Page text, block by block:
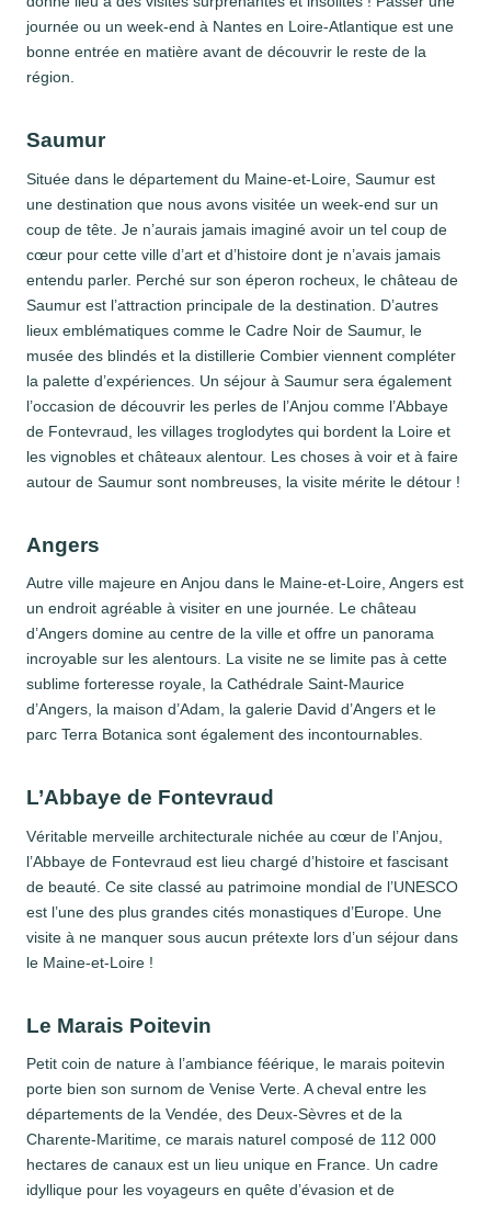
journée ou un week-end à Nantes en Loire-Atlantique est une
bonne entrée en matière avant de découvrir le reste de la
région.
Saumur
Située dans le département du Maine-et-Loire, Saumur est
une destination que nous avons visitée un week-end sur un
coup de tête. Je n’aurais jamais imaginé avoir un tel coup de
cœur pour cette ville d’art et d’histoire dont je n’avais jamais
entendu parler. Perché sur son éperon rocheux, le château de
Saumur est l’attraction principale de la destination. D’autres
lieux emblématiques comme le Cadre Noir de Saumur, le
musée des blindés et la distillerie Combier viennent compléter
la palette d’expériences. Un séjour à Saumur sera également
l’occasion de découvrir les perles de l’Anjou comme l’Abbaye
de Fontevraud, les villages troglodytes qui bordent la Loire et
les vignobles et châteaux alentour. Les choses à voir et à faire
autour de Saumur sont nombreuses, la visite mérite le détour !
Angers
Autre ville majeure en Anjou dans le Maine-et-Loire, Angers est
un endroit agréable à visiter en une journée. Le château
d’Angers domine au centre de la ville et offre un panorama
incroyable sur les alentours. La visite ne se limite pas à cette
sublime forteresse royale, la Cathédrale Saint-Maurice
d’Angers, la maison d’Adam, la galerie David d’Angers et le
parc Terra Botanica sont également des incontournables.
L’Abbaye de Fontevraud
Véritable merveille architecturale nichée au cœur de l’Anjou,
l’Abbaye de Fontevraud est lieu chargé d’histoire et fascisant
de beauté. Ce site classé au patrimoine mondial de l’UNESCO
est l’une des plus grandes cités monastiques d’Europe. Une
visite à ne manquer sous aucun prétexte lors d’un séjour dans
le Maine-et-Loire !
Le Marais Poitevin
Petit coin de nature à l’ambiance féérique, le marais poitevin
porte bien son surnom de Venise Verte. A cheval entre les
départements de la Vendée, des Deux-Sèvres et de la
Charente-Maritime, ce marais naturel composé de 112 000
hectares de canaux est un lieu unique en France. Un cadre
idyllique pour les voyageurs en quête d’évasion et de